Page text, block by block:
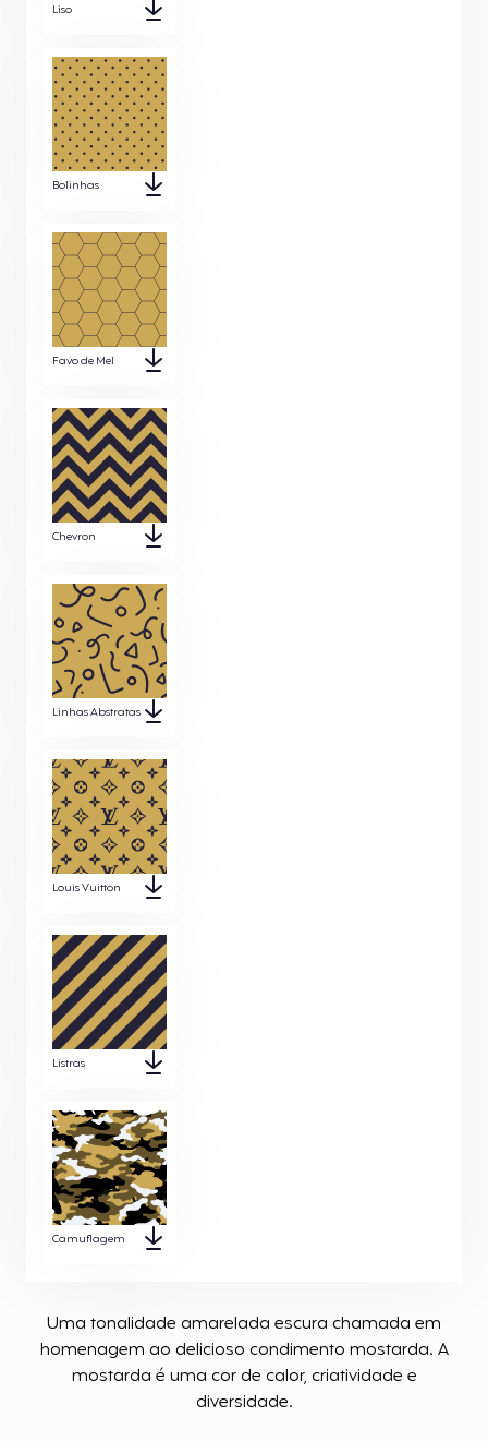
Uma tonalidade amarelada escura chamada em
homenagem ao delicioso condimento mostarda. A
mostarda é uma cor de calor, criatividade e
diversidade.
Liso
Bolinhas
Favo de Mel
Chevron
Linhas Abstratas
Louis Vuitton
Listras
Camuflagem